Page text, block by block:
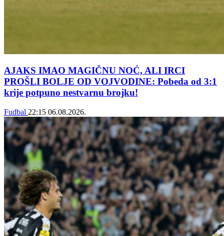
AJAKS IMAO MAGIČNU NOĆ, ALI IRCI
PROŠLI BOLJE OD VOJVODINE: Pobeda od 3:1
krije potpuno nestvarnu brojku!
Fudbal 22:15 06.08.2026.